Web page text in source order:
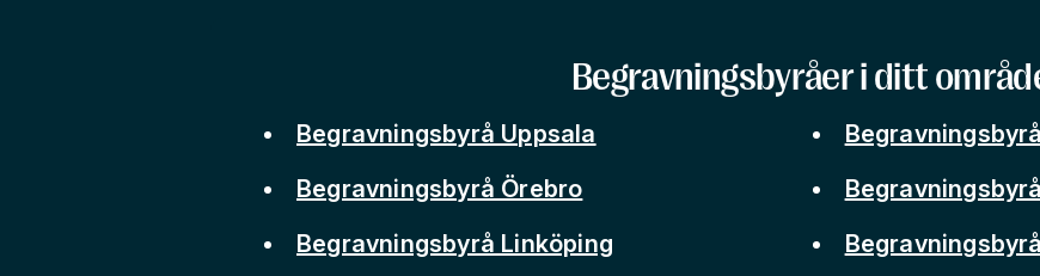
Begravningsbyråer i ditt
Begravningsbyrå Uppsala
Begravningsbyrå Örebro
Begravningsbyrå Linköping